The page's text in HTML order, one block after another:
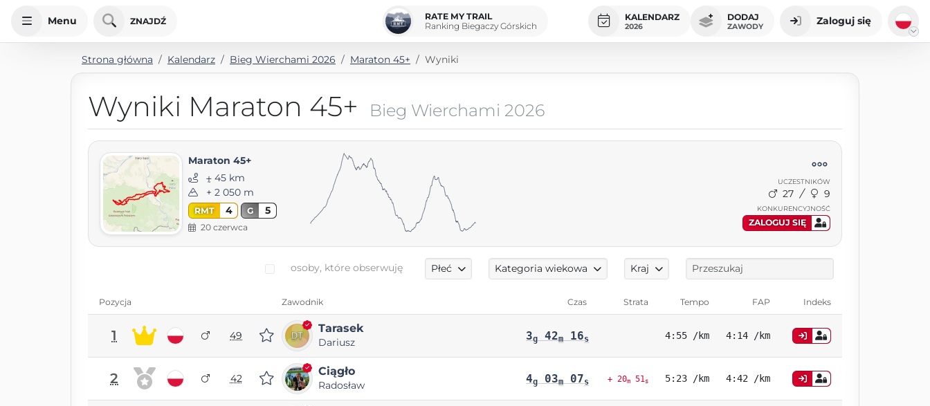
Menu ZNAJDŹ
RATE MY TRAIL
Ranking Biegaczy Górskich
KALENDARZ
2026
DODAJ
ZAWODY Zaloguj się
Strona główna Kalendarz Bieg Wierchami 2026 Maraton 45+ Wyniki
Wyniki Maraton 45+ Bieg Wierchami 2026
Maraton 45+
⨦ 45 km
+ 2 050 m
RMT 4 G 5
20 czerwca
UCZESTNIKÓW
27 9
KONKURENCYJNOŚĆ
ZALOGUJ SIĘ
osoby, które obserwuję Płeć Kategoria wiekowa Kraj
Pozycja Zawodnik Czas Strata Tempo FAP Indeks
1 49
Tarasek
Dariusz 3g 42m 16s 4:55 /km 4:14 /km
2 42
Ciągło
Radosław 4g 03m 07s + 20m51s 5:23 /km 4:42 /km